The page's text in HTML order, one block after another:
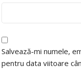
Salvează-mi numele,
pentru data viitoare